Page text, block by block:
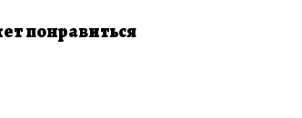
понравиться